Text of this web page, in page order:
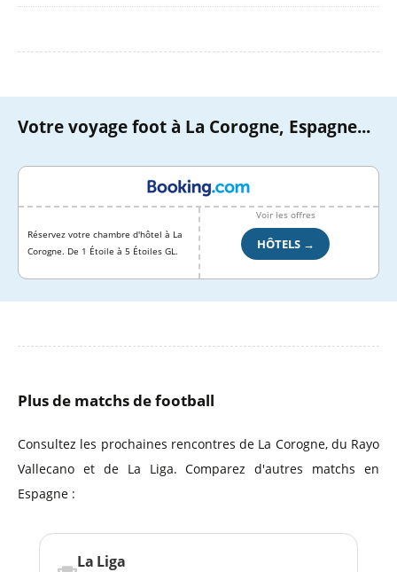
Votre voyage foot à La Corogne, Espagne...
Réservez votre chambre d'hôtel à La
Corogne. De 1 Étoile à 5 Étoiles GL.
Voir les offres
HÔTELS →
Plus de matchs de football
Consultez les prochaines rencontres de La Corogne, du Rayo
Vallecano et de La Liga. Comparez d'autres matchs en
Espagne :
La Liga